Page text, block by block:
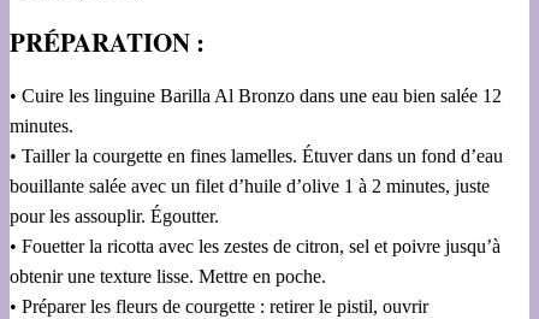
PRÉPARATION :
• Cuire les linguine Barilla Al Bronzo dans une eau bien salée 12
minutes.
• Tailler la courgette en fines lamelles. Étuver dans un fond d’eau
bouillante salée avec un filet d’huile d’olive 1 à 2 minutes, juste
pour les assouplir. Égoutter.
• Fouetter la ricotta avec les zestes de citron, sel et poivre jusqu’à
obtenir une texture lisse. Mettre en poche.
• Préparer les fleurs de courgette : retirer le pistil, ouvrir